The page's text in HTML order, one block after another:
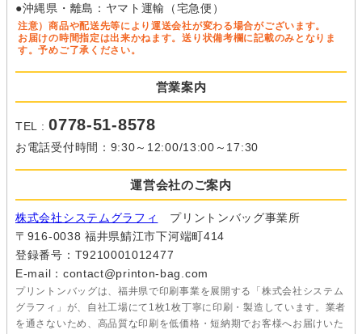
●沖縄県・離島：ヤマト運輸（宅急便）
注意）商品や配送先等により運送会社が変わる場合がございます。
お届けの時間指定は出来かねます。送り状備考欄に記載のみとなりま
す。予めご了承ください。
営業案内
TEL :0778-51-8578
お電話受付時間：9:30～12:00/13:00～17:30
運営会社のご案内
株式会社システムグラフィ
プリントンバッグ事業所
〒916-0038 福井県鯖江市下河端町414
登録番号：T9210001012477
E-mail：contact@printon-bag.com
プリントンバッグは、福井県で印刷事業を展開する「株式会社システム
グラフィ」が、自社工場にて1枚1枚丁寧に印刷・製造しています。業者
を通さないため、高品質な印刷を低価格・短納期でお客様へお届けいた